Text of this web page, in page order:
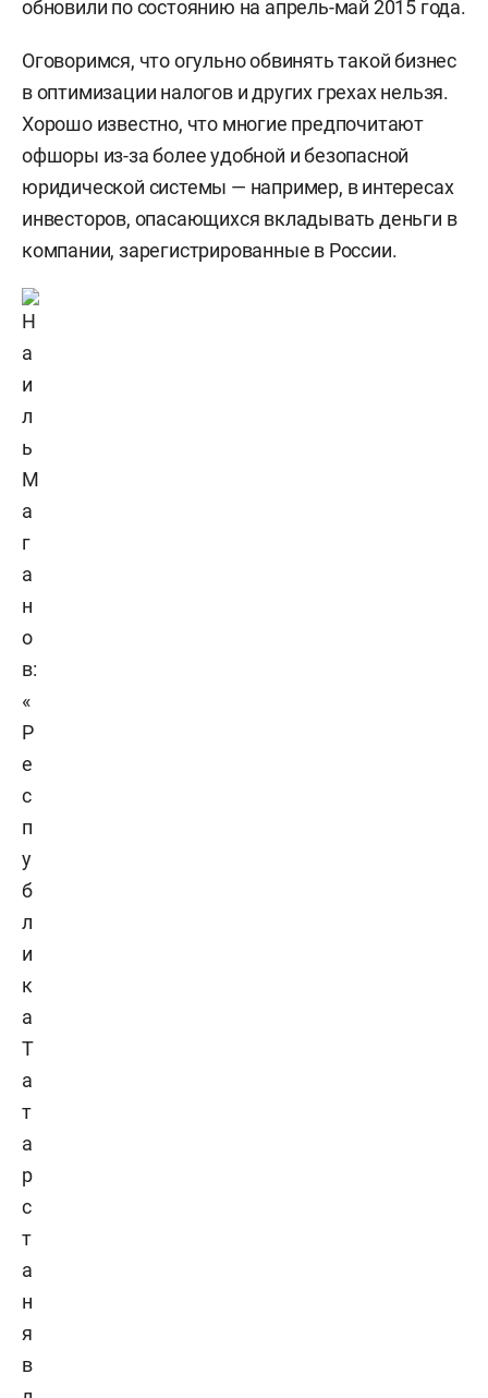
обновили по состоянию на апрель-май 2015 года.
Оговоримся, что огульно обвинять такой бизнес
в оптимизации налогов и других грехах нельзя.
Хорошо известно, что многие предпочитают
офшоры из-за более удобной и безопасной
юридической системы — например, в интересах
инвесторов, опасающихся вкладывать деньги в
компании, зарегистрированные в России.